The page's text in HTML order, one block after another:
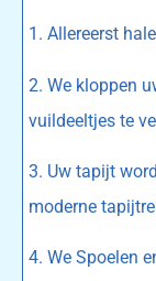
1. Allereerst
2. We kloppen
vuildeeltjes te
3. Uw tapijt
moderne
4. We Spoelen